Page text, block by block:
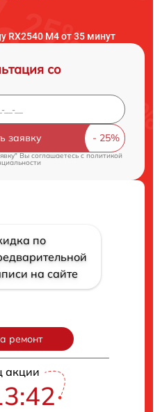
RX2540 M4 от 35 минут
со
заявку
Вы соглашаетесь cполитикой
по
на сайте
ремонт
акции